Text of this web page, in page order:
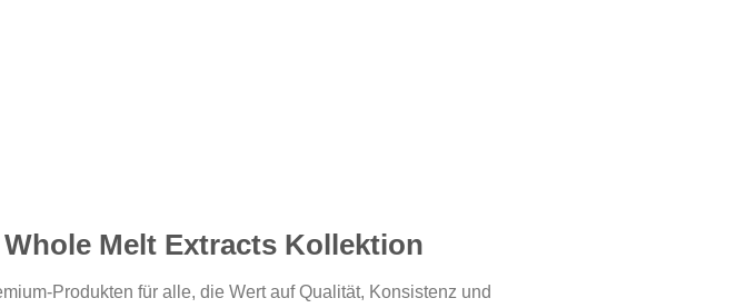
Melt Extracts Kollektion
Produkten für alle, die Wert auf Qualität, Konsistenz und